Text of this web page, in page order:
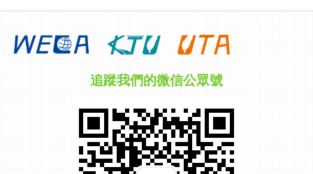
追蹤我們的微信公眾號